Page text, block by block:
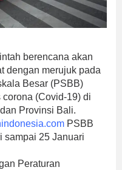
berencana akan
dengan merujuk pada
Besar (PSBB)
(Covid-19) di
Provinsi Bali.
PSBB
sampai 25 Januari
Peraturan